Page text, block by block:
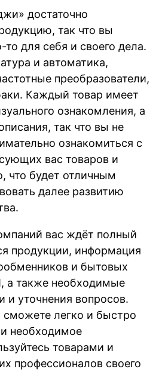
достаточно
так что вы
для себя и своего дела.
и автоматика,
преобразователи,
Каждый товар имеет
ознакомления, а
так что вы не
ознакомиться с
вас товаров и
что будет отличным
далее развитию
вас ждёт полный
продукции, информация
и бытовых
а также необходимые
и уточнения вопросов.
легко и быстро
необходимое
товарами и
профессионалов своего